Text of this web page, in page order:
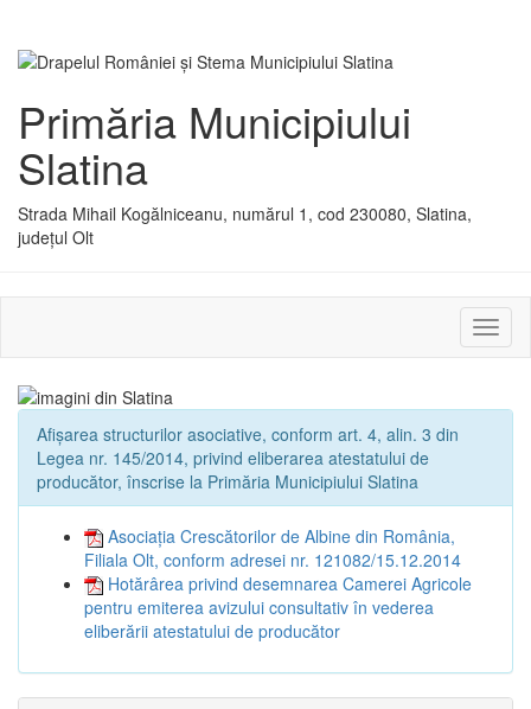
Primăria Municipiului
Slatina
Strada Mihail Kogălniceanu, numărul 1, cod 230080, Slatina,
județul Olt
sau
Afișarea structurilor asociative, conform art. 4, alin. 3 din
Legea nr. 145/2014, privind eliberarea atestatului de
producător, înscrise la Primăria Municipiului Slatina
Asociația Crescătorilor de Albine din România,
Filiala Olt, conform adresei nr. 121082/15.12.2014
Hotărârea privind desemnarea Camerei Agricole
pentru emiterea avizului consultativ în vederea
eliberării atestatului de producător